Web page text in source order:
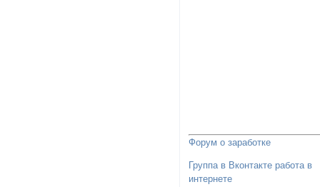
Форум о заработке
Группа в Вконтакте работа в
интернете